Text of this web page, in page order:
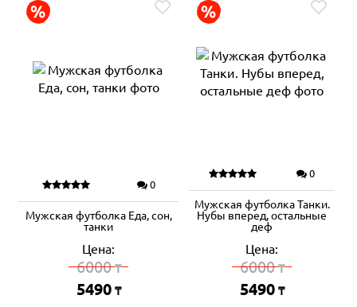
0
Мужская футболка Еда, сон,
танки
Цена:
6000₸
5490 ₸
0
Мужская футболка Танки.
Нубы вперед, остальные
деф
Цена:
6000₸
5490 ₸